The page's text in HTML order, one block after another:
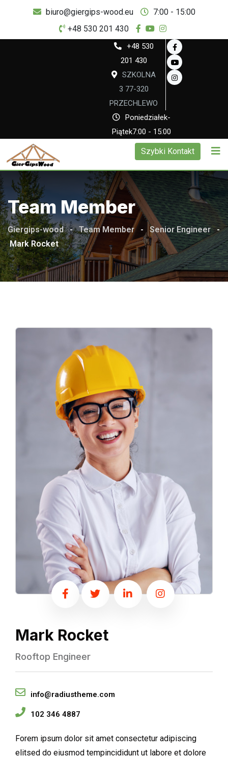
biuro@giergips-wood.eu
7:00 - 15:00
+48 530 201 430
+48 530
201 430
SZKOLNA
3 77-320
PRZECHLEWO
Poniedziałek-
Piątek7:00 - 15:00
Szybki Kontakt
Team Member
Giergips-wood - Team Member - Senior Engineer -
Mark Rocket
Mark Rocket
Rooftop Engineer
info@radiustheme.com
102 346 4887
Forem ipsum dolor sit amet consectetur adipiscing
elitsed do eiusmod tempincididunt ut labore et dolore